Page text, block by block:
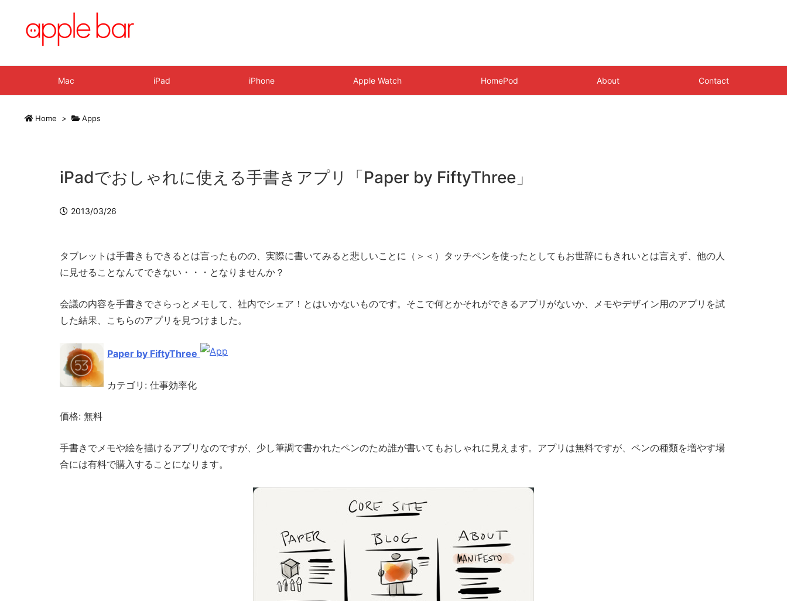
Mac iPad iPhone Apple Watch HomePod About Contact
Home > Apps
iPadでおしゃれに使える手書きアプリ「Paper by FiftyThree」
2013/03/26
タブレットは手書きもできるとは言ったものの、実際に書いてみると悲しいことに（＞＜）タッチペンを使ったとしてもお世辞にもきれいとは言えず、他の人
に見せることなんてできない・・・となりませんか？
会議の内容を手書きでさらっとメモして、社内でシェア！とはいかないものです。そこで何とかそれができるアプリがないか、メモやデザイン用のアプリを試
した結果、こちらのアプリを見つけました。
Paper by FiftyThree
カテゴリ: 仕事効率化
価格: 無料
手書きでメモや絵を描けるアプリなのですが、少し筆調で書かれたペンのため誰が書いてもおしゃれに見えます。アプリは無料ですが、ペンの種類を増やす場
合には有料で購入することになります。